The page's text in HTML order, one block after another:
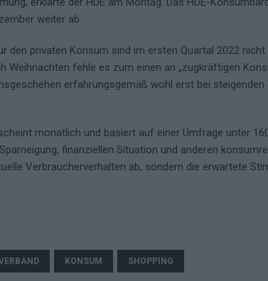
weiter ab.
den privaten Konsum sind im ersten Quartal 2022 nicht
Weihnachten fehle es zum einen an „zugkräftigen
erfahrungsgemäß wohl erst bei steigenden
monatlich und basiert auf einer Umfrage unter
finanziellen Situation und anderen
Verbraucherverhalten ab, sondern die erwartete
KONSUM SHOPPING